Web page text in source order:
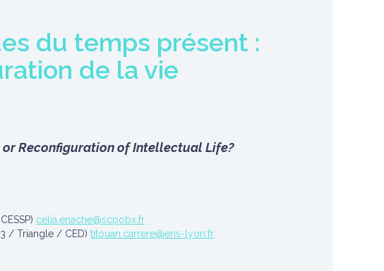
du temps présent :
de la vie
Reconfiguration of Intellectual Life?
celia.enache@scpobx.fr
3 / Triangle / CED)titouan.carrere@ens-lyon.fr